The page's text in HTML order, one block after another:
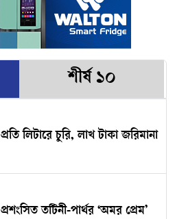
শীর্ষ ১০
প্রতি লিটারে চুরি, লাখ টাকা জরিমানা
প্রশংসিত তটিনী-পার্থর ‘অমর প্রেম’